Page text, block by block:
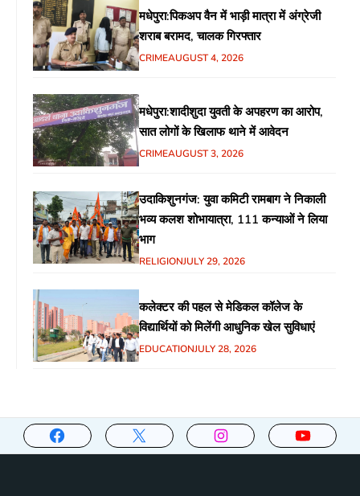
मधेपुरा:पिकअप वैन में भाड़ी मात्रा में अंग्रेजी
शराब बरामद, चालक गिरफ्तार
CRIMEAUGUST 4, 2026
मधेपुरा:शादीशुदा युवती के अपहरण का आरोप,
सात लोगों के खिलाफ थाने में आवेदन
CRIMEAUGUST 3, 2026
उदाकिशुनगंज: युवा कमिटी रामबाग ने निकाली
भव्य कलश शोभायात्रा, 111 कन्याओं ने लिया
भाग
RELIGIONJULY 29, 2026
कलेक्टर की पहल से मेडिकल कॉलेज के
विद्यार्थियों को मिलेंगी आधुनिक खेल सुविधाएं
EDUCATIONJULY 28, 2026